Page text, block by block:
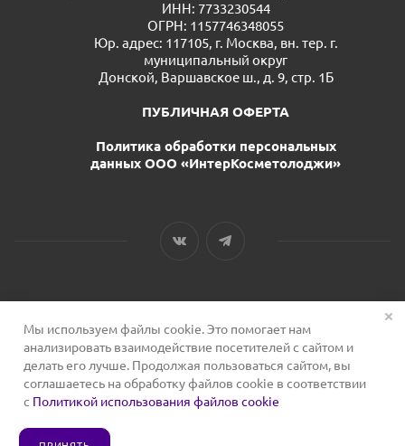
ИНН: 7733230544
ОГРН: 1157746348055
Юр. адрес: 117105, г. Москва, вн. тер. г.
муниципальный округ
Донской, Варшавское ш., д. 9, стр. 1Б
ПУБЛИЧНАЯ ОФЕРТА
Политика обработки персональных
данных ООО «ИнтерКосметолоджи»
2026 © Сервис для косметологов
Мы используем файлы cookie. Это помогает нам
анализировать взаимодействие посетителей с сайтом и
делать его лучше. Продолжая пользоваться сайтом, вы
соглашаетесь на обработку файлов cookie в соответствии
с Политикой использования файлов cookie